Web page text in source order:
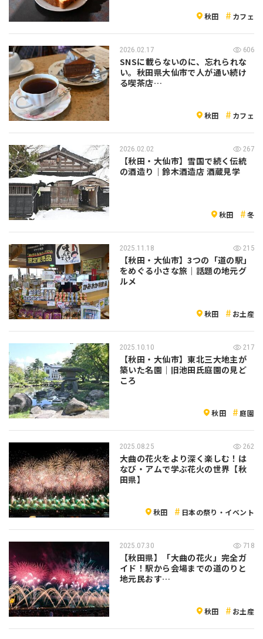
秋田 カフェ
2026.02.17 606
SNSに載らないのに、忘れられな
い。秋田県大仙市で人が通い続け
る喫茶店…
秋田 カフェ
2026.02.02 267
【秋田・大仙市】雪国で続く伝統
の酒造り｜鈴木酒造店 酒蔵見学
秋田 冬
2025.11.18 215
【秋田・大仙市】3つの「道の駅」
をめぐる小さな旅｜話題の地元グ
ルメ
秋田 お土産
2025.10.10 217
【秋田・大仙市】東北三大地主が
築いた名園｜旧池田氏庭園の見ど
ころ
秋田 庭園
2025.08.25 262
大曲の花火をより深く楽しむ！は
なび・アムで学ぶ花火の世界【秋
田県】
秋田 日本の祭り・イベント
2025.07.30 718
【秋田県】「大曲の花火」完全ガ
イド！駅から会場までの道のりと
地元民おす…
秋田 お土産